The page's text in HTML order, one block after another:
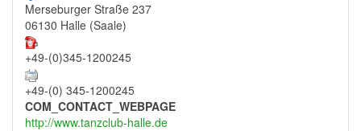
Merseburger Straße 237
06130 Halle (Saale)
+49-(0)345-1200245
+49-(0) 345-1200245
COM_CONTACT_WEBPAGE
http://www.tanzclub-halle.de